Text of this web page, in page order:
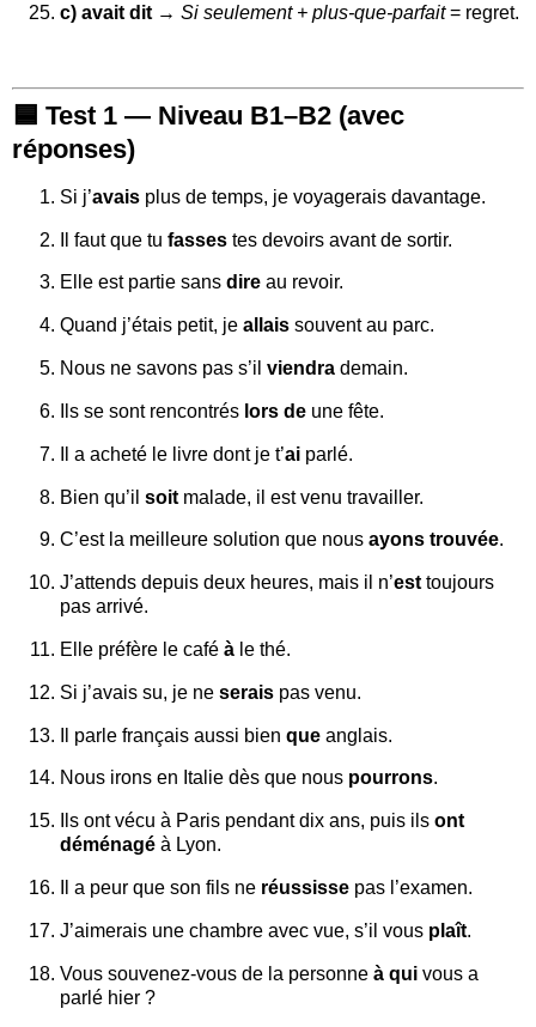
c) avait dit → Si seulement + plus-que-parfait= regret.
Test 1 — Niveau B1–B2 (avec
réponses)
Si j’avais plus de temps, je voyagerais davantage.
Il faut que tu fasses tes devoirs avant de sortir.
Elle est partie sans dire au revoir.
Quand j’étais petit, je allais souvent au parc.
Nous ne savons pas s’il viendra demain.
Ils se sont rencontrés lors de une fête.
Il a acheté le livre dont je t’ai parlé.
Bien qu’il soit malade, il est venu travailler.
C’est la meilleure solution que nous ayons trouvée.
J’attends depuis deux heures, mais il n’est toujours
pas arrivé.
Elle préfère le café à le thé.
Si j’avais su, je ne serais pas venu.
Il parle français aussi bien que anglais.
Nous irons en Italie dès que nous pourrons.
Ils ont vécu à Paris pendant dix ans, puis ils ont
déménagé à Lyon.
Il a peur que son fils ne réussisse pas l’examen.
J’aimerais une chambre avec vue, s’il vous plaît.
Vous souvenez-vous de la personne à qui vous a
parlé hier ?